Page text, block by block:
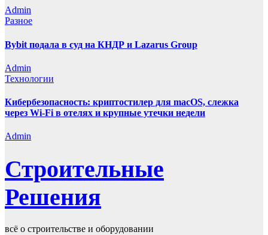
Admin
Разное
Bybit подала в суд на КНДР и Lazarus Group
Admin
Технологии
Кибербезопасность: криптостилер для macOS, слежка
через Wi-Fi в отелях и крупные утечки недели
Admin
Строительные
Решения
всё о строительстве и оборудовании